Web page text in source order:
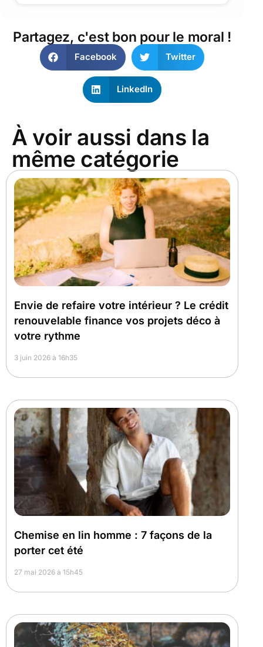
Partagez, c'est bon pour le moral !
Facebook Twitter
LinkedIn
À voir aussi dans la
même catégorie
Envie de refaire votre intérieur ? Le crédit
renouvelable finance vos projets déco à
votre rythme
3 juin 2026 à 16h35
Chemise en lin homme : 7 façons de la
porter cet été
27 mai 2026 à 15h45